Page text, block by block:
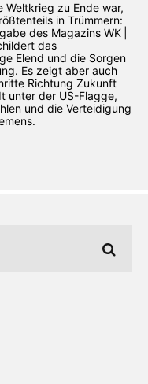
Weltkrieg zu Ende war,
in Trümmern:
des ­Magazins WK |
das
Elend und die Sorgen
Es zeigt aber auch
Richtung Zukunft
unter der US-Flagge,
und die Verteidigung